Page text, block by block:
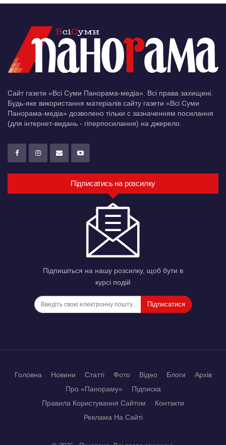
Сайт газети «Всі Суми Панорама-медіа». Всі права захищені.
Будь-яке використання матеріалів сайту газети «Всі Суми
Панорама-медіа» дозволено тільки c зазначенням посилання
(для інтернет-видань - гіперпосилання) на джерело.
Підписатись на розсилку
Підпишіться на нашу розсилку, щоб бути в
курсі подій
Підписатися
Головна Новини Статті Фото Відео Блоги
Архів
Про «Панораму»
Підписка
Правила Користування Сайтом
Контакти
Реклама На Сайті